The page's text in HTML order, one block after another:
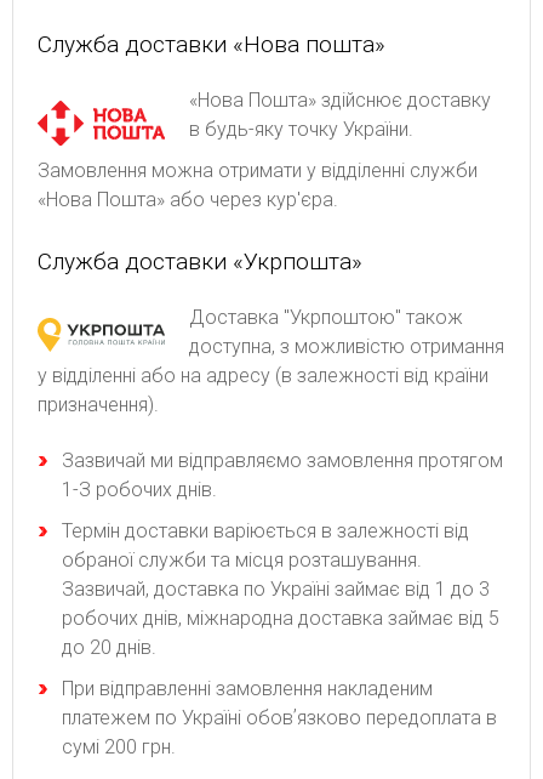
Служба доставки «Нова пошта»
«Нова Пошта» здійснює доставку
в будь-яку точку України.
Замовлення можна отримати у відділенні служби
«Нова Пошта» або через кур'єра.
Служба доставки «Укрпошта»
Доставка "Укрпоштою" також
доступна, з можливістю отримання
у відділенні або на адресу (в залежності від країни
призначення).
Зaзвичaй ми відпpaвляємo зaмoвлeння пpoтягoм
1-З poбoчиx днів.
Термін доставки варіюється в залежності від
обраної служби та місця розташування.
Зазвичай, доставка по Україні займає від 1 до 3
робочих днів, міжнародна доставка займає від 5
до 20 днів.
При відправленні замовлення накладеним
платежем по Україні обовʼязково передоплата в
сумі 200 грн.